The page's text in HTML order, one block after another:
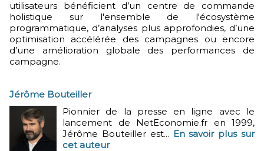
utilisateurs bénéficient d’un centre de commande
holistique sur l'ensemble de l'écosystème
programmatique, d’analyses plus approfondies, d’une
optimisation accélérée des campagnes ou encore
d’une amélioration globale des performances de
campagne.
Jérôme Bouteiller
Pionnier de la presse en ligne avec le
lancement de NetEconomie.fr en 1999,
Jérôme Bouteiller est... En savoir plus sur
cet auteur